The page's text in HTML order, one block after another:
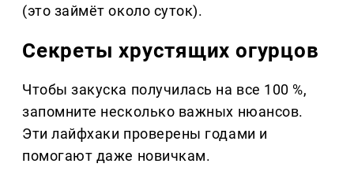
(это займёт около суток).
Секреты хрустящих огурцов
Чтобы закуска получилась на все 100 %,
запомните несколько важных нюансов.
Эти лайфхаки проверены годами и
помогают даже новичкам.